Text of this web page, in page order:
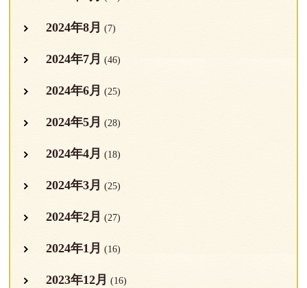
2024年8月 (7)
2024年7月 (46)
2024年6月 (25)
2024年5月 (28)
2024年4月 (18)
2024年3月 (25)
2024年2月 (27)
2024年1月 (16)
2023年12月 (16)